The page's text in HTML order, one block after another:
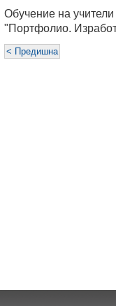
Обучение на
"Портфолио.
< Предишна